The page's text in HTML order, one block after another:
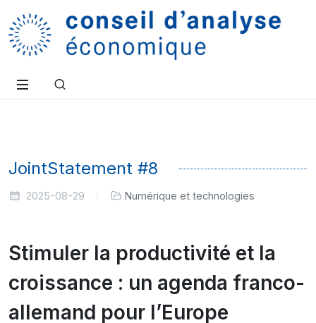
JointStatement #8
2025-08-29 Numérique et technologies
Stimuler la productivité et la
croissance : un agenda franco-
allemand pour l’Europe